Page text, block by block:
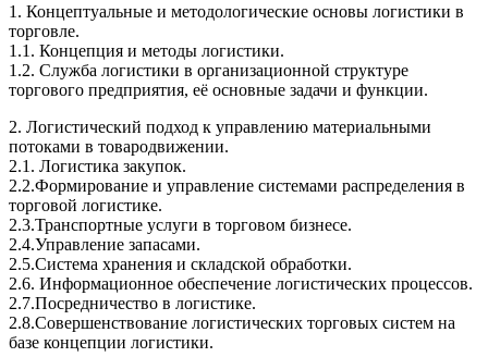
1. Концептуальные и методологические основы логистики в
торговле.
1.1. Концепция и методы логистики.
1.2. Служба логистики в организационной структуре
торгового предприятия, её основные задачи и функции.
2. Логистический подход к управлению материальными
потоками в товародвижении.
2.1. Логистика закупок.
2.2.Формирование и управление системами распределения в
торговой логистике.
2.3.Транспортные услуги в торговом бизнесе.
2.4.Управление запасами.
2.5.Система хранения и складской обработки.
2.6. Информационное обеспечение логистических процессов.
2.7.Посредничество в логистике.
2.8.Совершенствование логистических торговых систем на
базе концепции логистики.